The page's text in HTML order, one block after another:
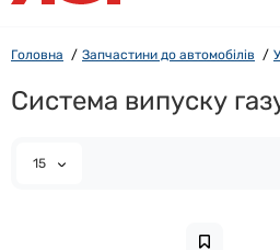
Головна Запчастини до автомобілів
Система випуску
15